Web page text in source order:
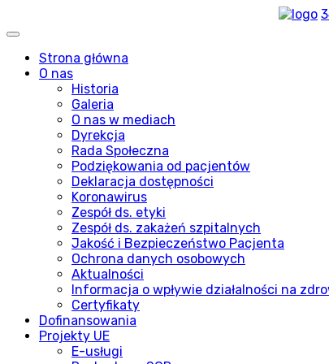
Strona główna
O nas
Historia
Galeria
O nas w mediach
Dyrekcja
Rada Społeczna
Podziękowania od pacjentów
Deklaracja dostępności
Koronawirus
Zespół ds. etyki
Zespół ds. zakażeń szpitalnych
Jakość i Bezpieczeństwo Pacjenta
Ochrona danych osobowych
Aktualności
Informacja o wpływie działalności na
Certyfikaty
Dofinansowania
Projekty UE
E-usługi